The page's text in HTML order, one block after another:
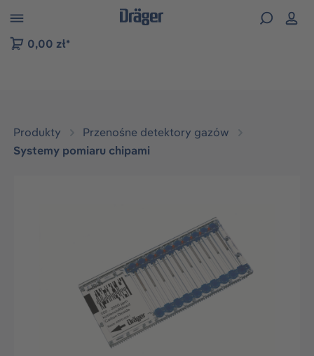
do nawigacji na platformie B2B
0,00 zł*
Produkty
Przenośne detektory gazów
Systemy pomiaru chipami